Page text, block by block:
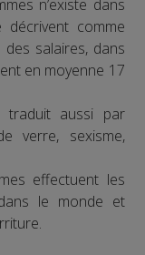
n’existe dans
comme
salaires, dans
en moyenne 17
traduit aussi par
verre, sexisme,
effectuent les
le monde et